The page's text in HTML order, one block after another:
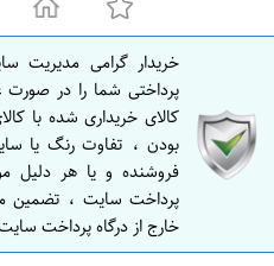
ا
ص
ف
ه
ا
ن
خریدار گرامی مدیریت
پرداختی شما را در
کالای خریداری شده با
بودن ، تفاوت رنگ یا
فروشنده و یا هر دلیل
پرداخت سایت ، تضمین
خارج از درگاه پرداخت